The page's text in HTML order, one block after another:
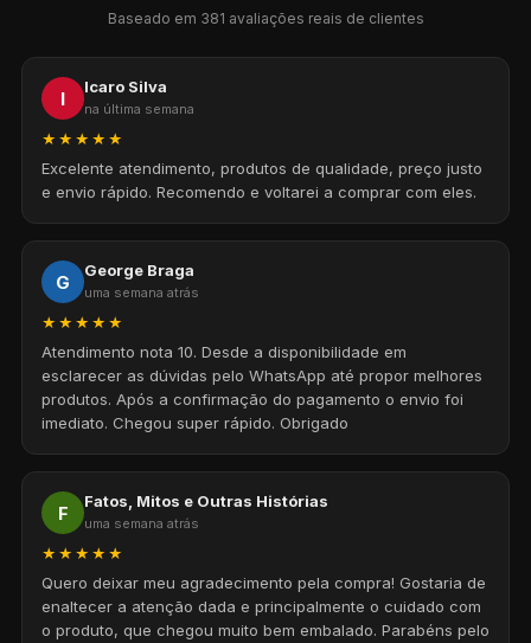
Baseado em 381 avaliações reais de clientes
I
Icaro Silva
na última semana
★★★★★
Excelente atendimento, produtos de qualidade, preço justo
e envio rápido. Recomendo e voltarei a comprar com eles.
G
George Braga
uma semana atrás
★★★★★
Atendimento nota 10. Desde a disponibilidade em
esclarecer as dúvidas pelo WhatsApp até propor melhores
produtos. Após a confirmação do pagamento o envio foi
imediato. Chegou super rápido. Obrigado
F
Fatos, Mitos e Outras Histórias
uma semana atrás
★★★★★
Quero deixar meu agradecimento pela compra! Gostaria de
enaltecer a atenção dada e principalmente o cuidado com
o produto, que chegou muito bem embalado. Parabéns pelo